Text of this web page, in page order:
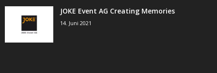
JOKE Event AG Creating Memories
14. Juni 2021